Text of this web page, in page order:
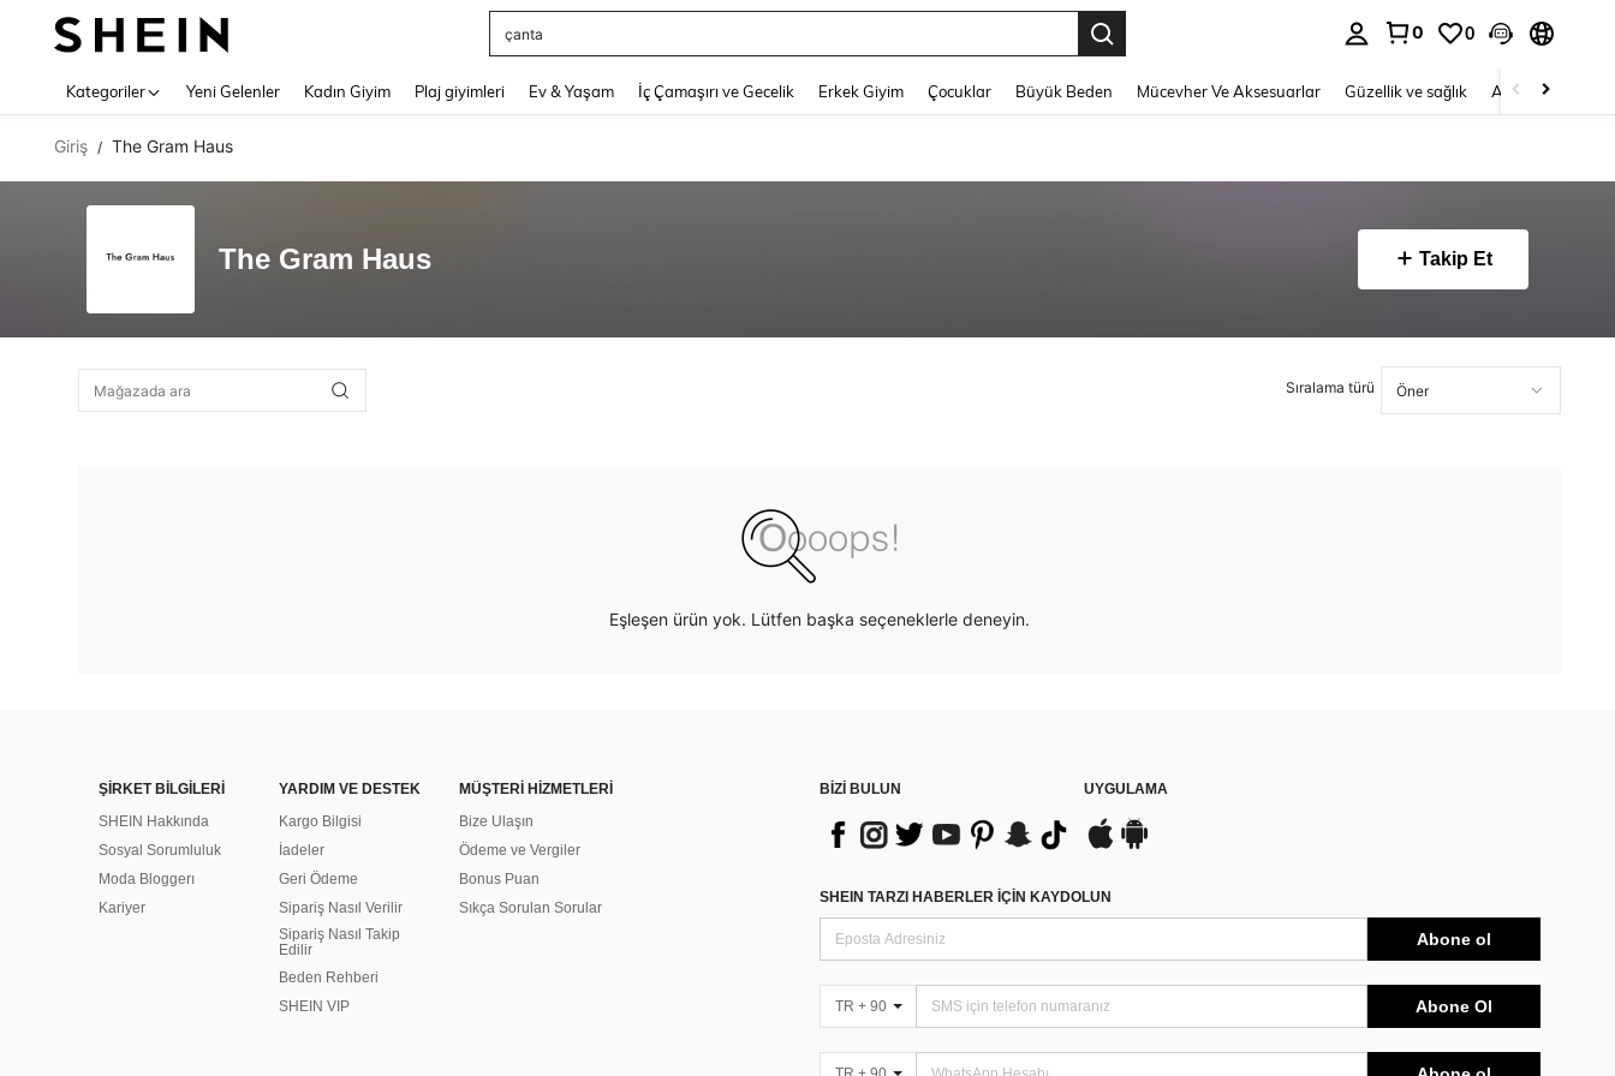
çanta
0 0
Kategoriler Yeni Gelenler Kadın Giyim Plaj giyimleri Ev & Yaşam İç Çamaşırı ve Gecelik Erkek Giyim Çocuklar Büyük Beden Mücevher Ve Aksesuarlar Güzellik ve sağlık Ayakkabı
Giriş / The Gram Haus
The Gram Haus Takip Et
Sıralama türü
Eşleşen ürün yok. Lütfen başka seçeneklerle deneyin.
ŞİRKET BİLGİLERİ
SHEIN Hakkında
Sosyal Sorumluluk
Moda Bloggerı
Kariyer
YARDIM VE DESTEK
Kargo Bilgisi
İadeler
Geri Ödeme
Sipariş Nasıl Verilir
Sipariş Nasıl Takip
Edilir
Beden Rehberi
SHEIN VIP
MÜŞTERİ HİZMETLERİ
Bize Ulaşın
Ödeme ve Vergiler
Bonus Puan
Sıkça Sorulan Sorular
BİZİ BULUN UYGULAMA
SHEIN TARZI HABERLER IÇIN KAYDOLUN
Abone ol
TR + 90 Abone Ol